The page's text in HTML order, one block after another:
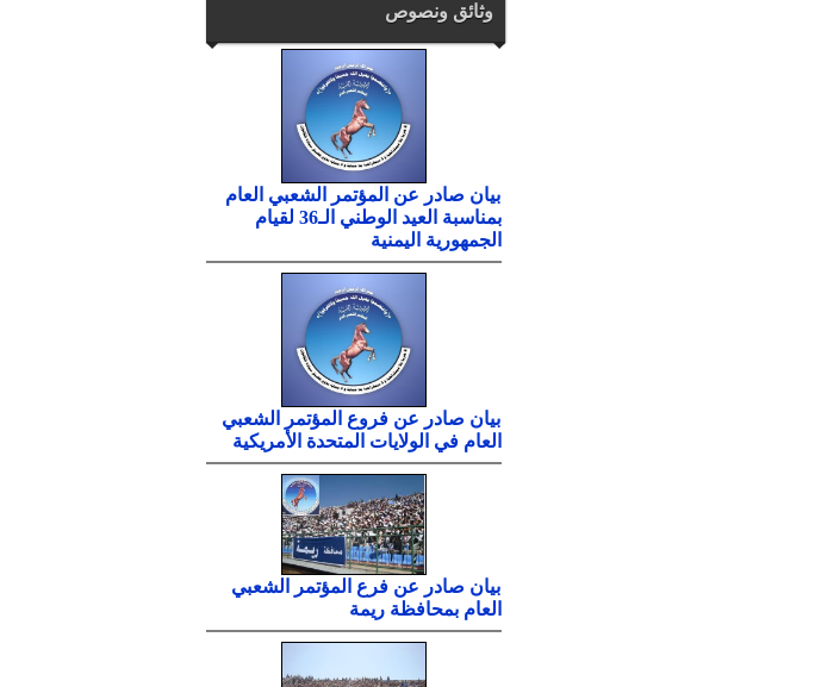
وثائق ونصوص
بيان صادر عن المؤتمر الشعبي العام
بمناسبة العيد الوطني الـ36 لقيام
الجمهورية اليمنية
بيان صادر عن فروع المؤتمر الشعبي
العام في الولايات المتحدة الأمريكية
بيان صادر عن فرع المؤتمر الشعبي
العام بمحافظة ريمة